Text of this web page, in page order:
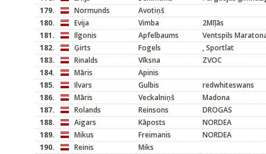
179.
Normunds
Avotiņš
180.
Evija Vimba
2Mīļās
181.
Ilgonis Apfelbaums
Ventspils
182.
Ģirts Fogels
, Sportlat
183.
Rinalds Vīksna
ZVOC
184.
Māris
Apinis
185.
Ilvars Gulbis
redwhiteswans
186.
Māris Veckalniņš
Madona
187.
Rolands Reinsons
DROGAS
188.
Aigars Kāposts
NORDEA
189.
Mikus Freimanis
NORDEA
190.
Reinis
Miks